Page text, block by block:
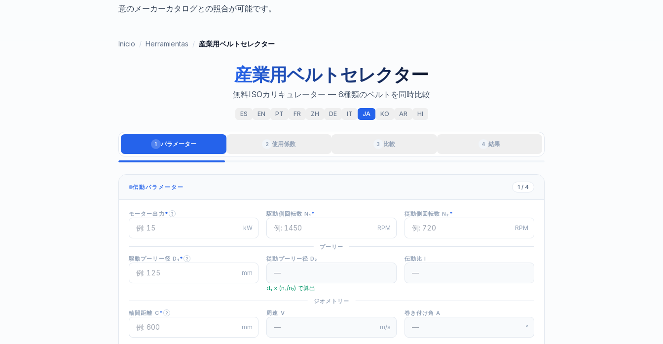
意のメーカーカタログとの照合が可能です。
Inicio / Herramientas / 産業用ベルトセレクター
産業用ベルトセレクター
無料ISOカリキュレーター — 6種類のベルトを同時比較
ES EN PT FR ZH DE IT JA KO AR HI
1 パラメーター 2 使用係数 3 比較 4 結果
伝動パラメーター 1 / 4
モーター出力 * ?
kW
駆動側回転数 N₁ *
RPM
従動側回転数 N₂ *
RPM
プーリー
駆動プーリー径 D₁ * ?
mm
従動プーリー径 D₂
d₁ × (n₁/n₂) で算出
伝動比 I
ジオメトリー
軸間距離 C* ?
mm
周速 V
m/s
巻き付け角 Α
°